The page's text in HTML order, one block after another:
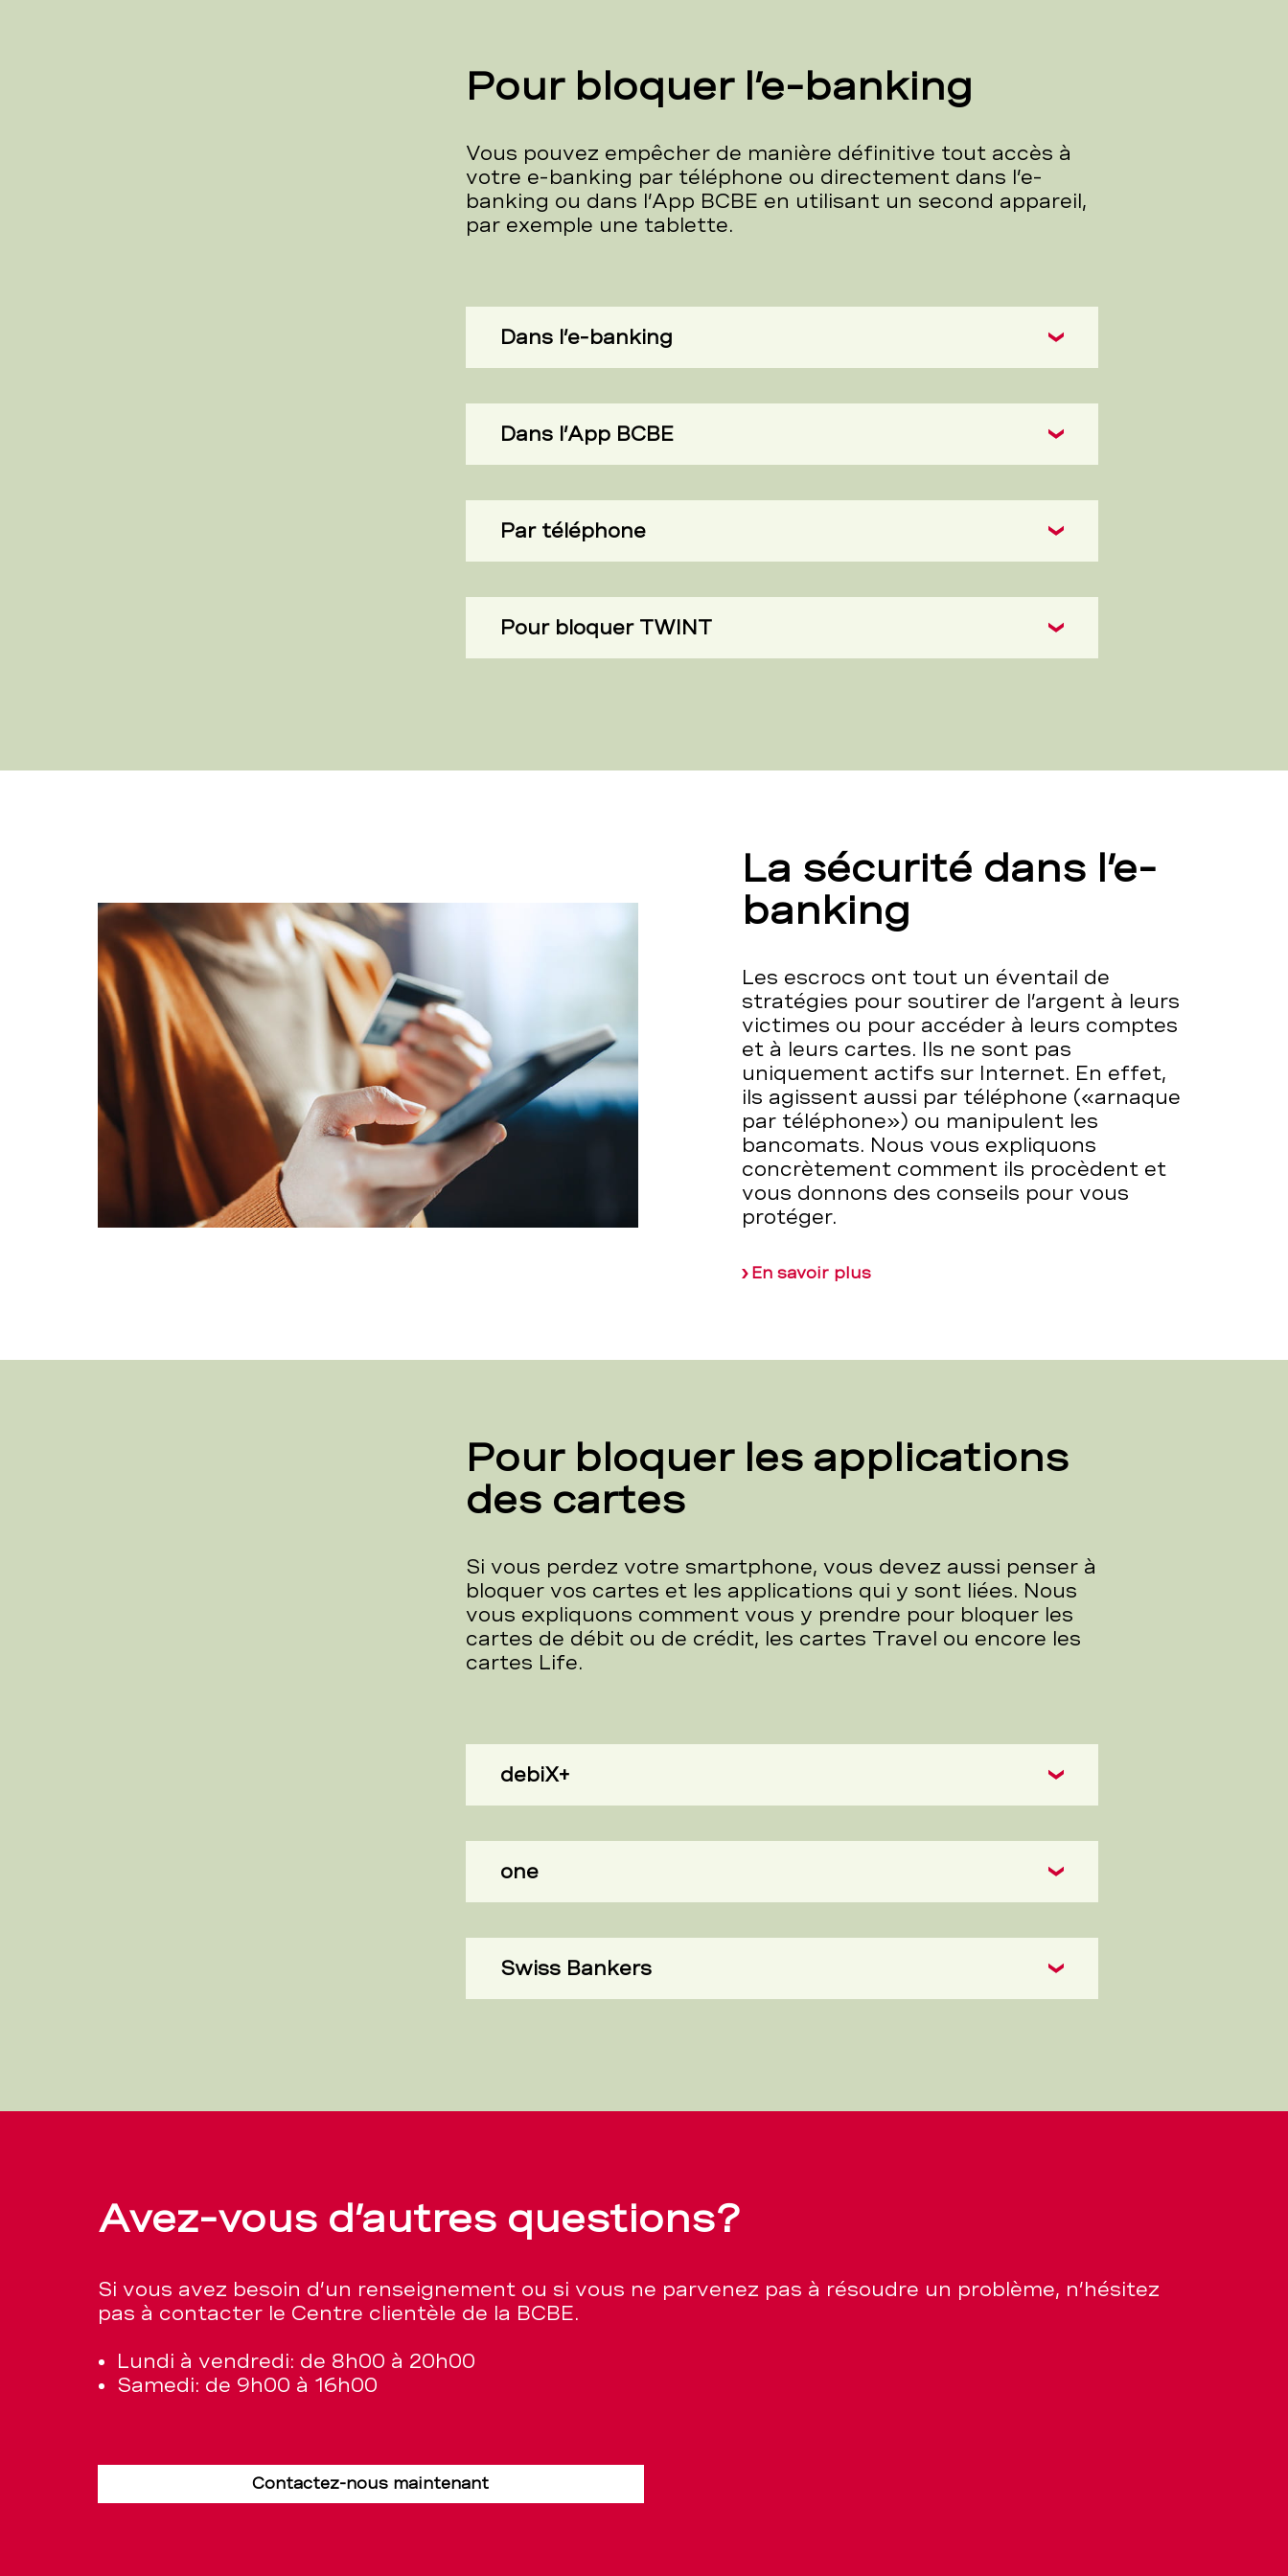
Pour bloquer l’e-banking
Vous pouvez empêcher de manière définitive tout accès à
votre e-banking par téléphone ou directement dans l’e-
banking ou dans l’App BCBE en utilisant un second appareil,
par exemple une tablette.
Dans l’e-banking
Dans l’App BCBE
Par téléphone
Pour bloquer TWINT
La sécurité dans l’e-
banking
Les escrocs ont tout un éventail de
stratégies pour soutirer de l’argent à leurs
victimes ou pour accéder à leurs comptes
et à leurs cartes. Ils ne sont pas
uniquement actifs sur Internet. En effet,
ils agissent aussi par téléphone («arnaque
par téléphone») ou manipulent les
bancomats. Nous vous expliquons
concrètement comment ils procèdent et
vous donnons des conseils pour vous
protéger.
En savoir plus
Pour bloquer les applications
des cartes
Si vous perdez votre smartphone, vous devez aussi penser à
bloquer vos cartes et les applications qui y sont liées. Nous
vous expliquons comment vous y prendre pour bloquer les
cartes de débit ou de crédit, les cartes Travel ou encore les
cartes Life.
debiX+
one
Swiss Bankers
Avez-vous d’autres questions?
Si vous avez besoin d’un renseignement ou si vous ne parvenez pas à résoudre un problème, n’hésitez
pas à contacter le Centre clientèle de la BCBE.
Lundi à vendredi: de 8h00 à 20h00
Samedi: de 9h00 à 16h00
Contactez-nous maintenant